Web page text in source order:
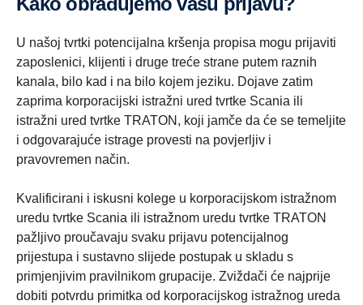
U našoj tvrtki potencijalna kršenja propisa mogu prijaviti
zaposlenici, klijenti i druge treće strane putem raznih
kanala, bilo kad i na bilo kojem jeziku. Dojave zatim
zaprima korporacijski istražni ured tvrtke Scania ili
istražni ured tvrtke TRATON, koji jamče da će se temeljite
i odgovarajuće istrage provesti na povjerljiv i
pravovremen način.
Kvalificirani i iskusni kolege u korporacijskom istražnom
uredu tvrtke Scania ili istražnom uredu tvrtke TRATON
pažljivo proučavaju svaku prijavu potencijalnog
prijestupa i sustavno slijede postupak u skladu s
primjenjivim pravilnikom grupacije. Zviždači će najprije
dobiti potvrdu primitka od korporacijskog istražnog ureda